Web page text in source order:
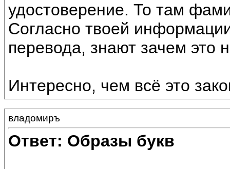
удостоверение. То там
Согласно твоей
перевода, знают зачем это
Интересно, чем всё это
владомиръ
Ответ: Образы букв